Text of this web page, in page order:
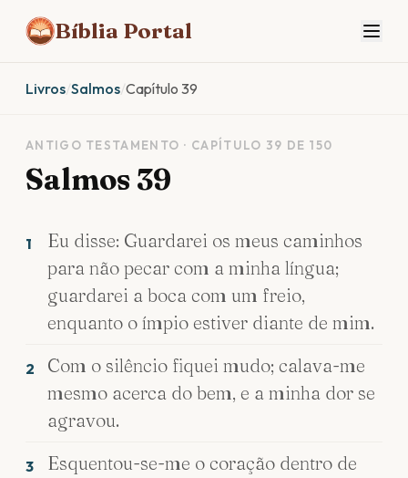
Bíblia Portal
Livros/Salmos/Capítulo 39
ANTIGO TESTAMENTO · CAPÍTULO 39 DE 150
Salmos 39
1
Eu disse: Guardarei os meus caminhos
para não pecar com a minha língua;
guardarei a boca com um freio,
enquanto o ímpio estiver diante de mim.
2
Com o silêncio fiquei mudo; calava-me
mesmo acerca do bem, e a minha dor se
agravou.
3
Esquentou-se-me o coração dentro de